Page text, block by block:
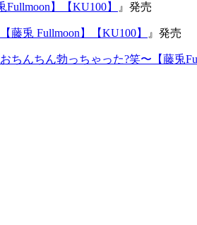
】【KU100】 』発売
兎 Fullmoon】【KU100】 』発売
んちん勃っちゃった?笑〜【藤兎